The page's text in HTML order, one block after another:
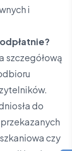
i
szczegółową
do
czy